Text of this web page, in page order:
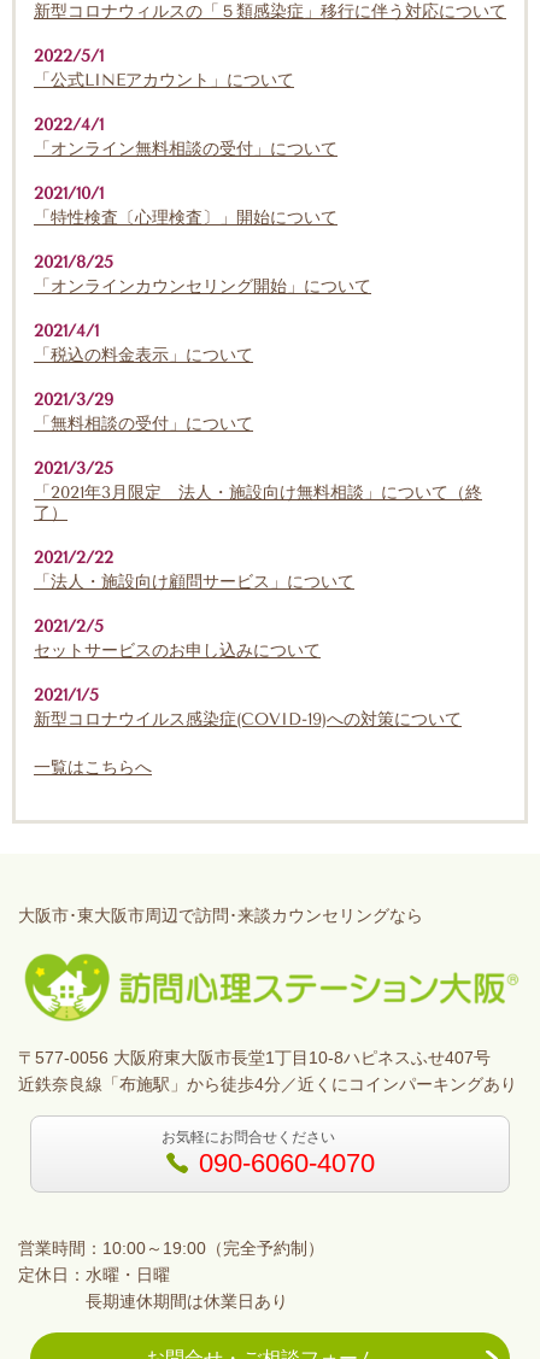
新型コロナウィルスの「５類感染症」移行に伴う対応について
2022/5/1
「公式LINEアカウント」について
2022/4/1
「オンライン無料相談の受付」について
2021/10/1
「特性検査〔心理検査〕」開始について
2021/8/25
「オンラインカウンセリング開始」について
2021/4/1
「税込の料金表示」について
2021/3/29
「無料相談の受付」について
2021/3/25
「2021年3月限定 法人・施設向け無料相談」について（終
了）
2021/2/22
「法人・施設向け顧問サービス」について
2021/2/5
セットサービスのお申し込みについて
2021/1/5
新型コロナウイルス感染症(COVID-19)への対策について
一覧はこちらへ
大阪市･東大阪市周辺で訪問･来談カウンセリングなら
〒577-0056 大阪府東大阪市長堂1丁目10-8ハピネスふせ407号
近鉄奈良線「布施駅」から徒歩4分／近くにコインパーキングあり
お気軽にお問合せください
090-6060-4070
営業時間：10:00～19:00（完全予約制）
定休日：水曜・日曜
長期連休期間は休業日あり